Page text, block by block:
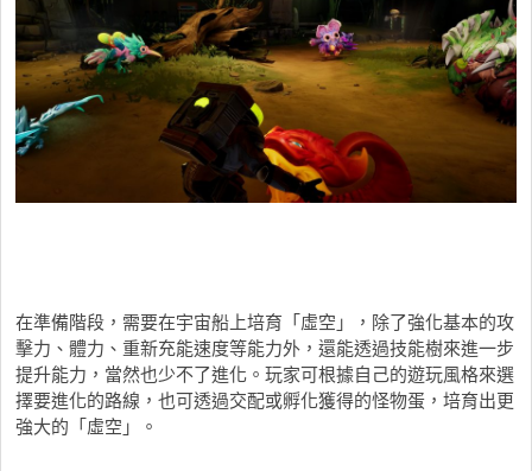
在準備階段，需要在宇宙船上培育「虛空」，除了強化基本的攻
擊力、體力、重新充能速度等能力外，還能透過技能樹來進一步
提升能力，當然也少不了進化。玩家可根據自己的遊玩風格來選
擇要進化的路線，也可透過交配或孵化獲得的怪物蛋，培育出更
強大的「虛空」。